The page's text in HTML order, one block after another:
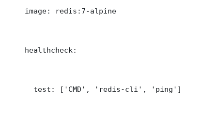
    image: redis:7-alpine
    healthcheck:
      test: ['CMD', 'redis-cli', 'ping']